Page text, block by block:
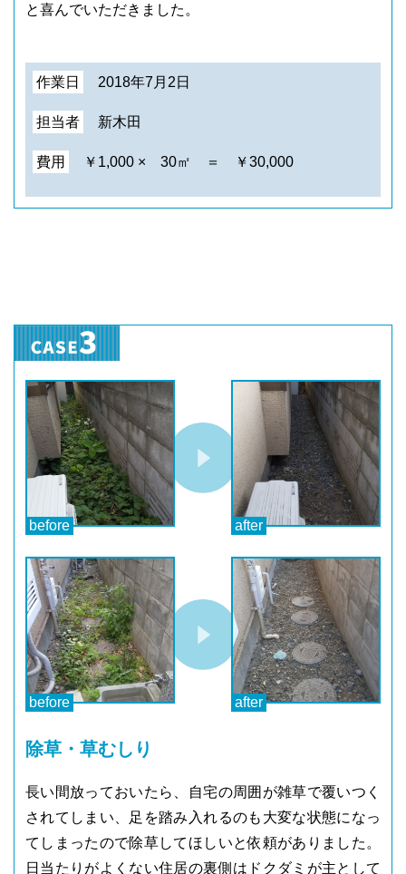
と喜んでいただきました。
作業日 2018年7月2日
担当者 新木田
費用 ￥1,000 × 30㎡ ＝ ￥30,000
除草・草むしり
長い間放っておいたら、自宅の周囲が雑草で覆いつく
されてしまい、足を踏み入れるのも大変な状態になっ
てしまったので除草してほしいと依頼がありました。
日当たりがよくない住居の裏側はドクダミが主として